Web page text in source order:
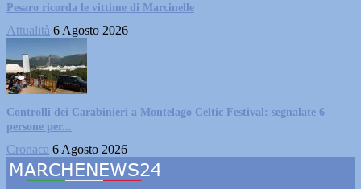
Pesaro ricorda le vittime di Marcinelle
Attualità 6 Agosto 2026
Controlli dei Carabinieri a Montelago Celtic Festival: segnalate 6
persone per...
Cronaca 6 Agosto 2026